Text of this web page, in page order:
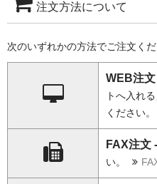
注文方法について
次のいずれかの方法でご注文くだ
WEB注文
トへ入れ
ください。
FAX注文 -
い。